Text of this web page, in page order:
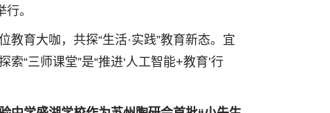
。
育大咖，共探“生活·实践”教育新态。宜
“三师课堂”是“推进‘人工智能+教育’行